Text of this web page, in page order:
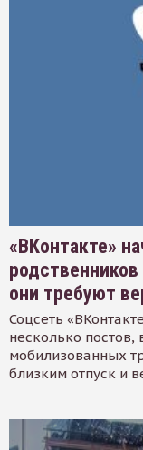
«ВКонтакте»
они требуют
Соцсеть
несколько
мобилизованных
близким отпуск и